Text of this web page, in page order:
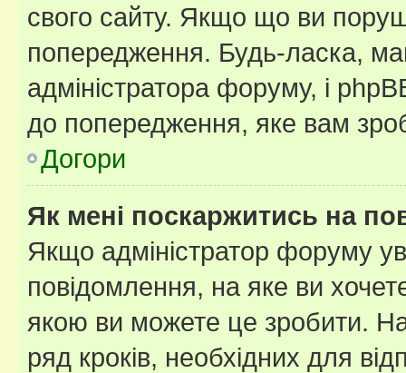
свого сайту. Якщо що ви
попередження. Будь-ласка,
адміністратора форуму, і
до попередження, яке вам
Догори
Як мені поскаржитись на
Якщо адміністратор форуму
повідомлення, на яке ви
якою ви можете це зробити.
ряд кроків, необхідних для